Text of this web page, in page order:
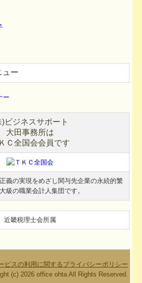
ュー
)ビジネスサポート
大田事務所は
Ｃ 全国会会員です
義の実現をめざし関与先企業の永続的繁
級の職業会計人集団です。
近畿税理士会所属
ビスの利用に関するプライバシーポリシー
(c) 2026 office ohta All Rights Reserved.